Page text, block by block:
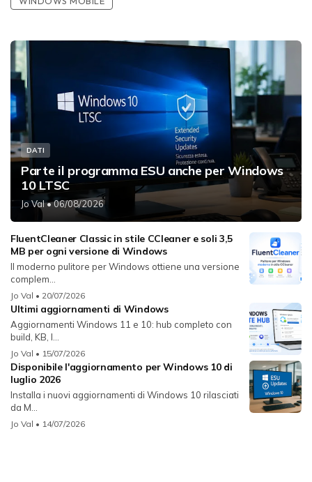
DATI
Parte il programma ESU anche per Windows
10 LTSC
Jo Val• 06/08/2026
FluentCleaner Classic in stile CCleaner e soli 3,5
MB per ogni versione di Windows
Il moderno pulitore per Windows ottiene una versione
complem...
Jo Val • 20/07/2026
Ultimi aggiornamenti di Windows
Aggiornamenti Windows 11 e 10: hub completo con
build, KB, l...
Jo Val • 15/07/2026
Disponibile l'aggiornamento per Windows 10 di
luglio 2026
Installa i nuovi aggiornamenti di Windows 10 rilasciati
da M...
Jo Val • 14/07/2026